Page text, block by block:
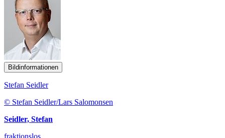
Bildinformationen
Stefan Seidler
© Stefan Seidler/Lars Salomonsen
Seidler, Stefan
fraktionslos